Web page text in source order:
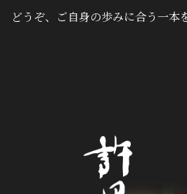
どうぞ、ご自身の歩みに合う一本